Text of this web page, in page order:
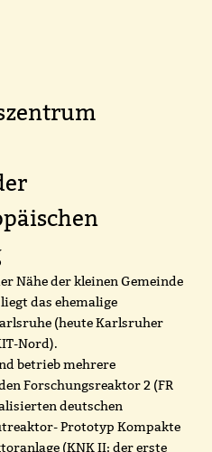
Nähe der kleinen Gemeinde
das ehemalige
(heute Karlsruher
Nord).
betrieb mehrere
Forschungsreaktor 2 (FR
deutschen
Prototyp Kompakte
(KNK II; der erste